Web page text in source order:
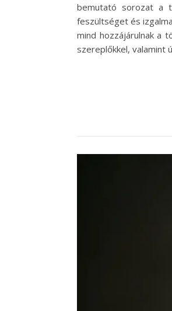
bemutató sorozat a
feszültséget és
mind hozzájárulnak a
szereplőkkel, valamint